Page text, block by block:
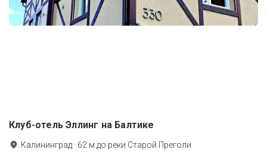
Клуб-отель Эллинг на Балтике
Калининград · 62 м до реки Старой Преголи